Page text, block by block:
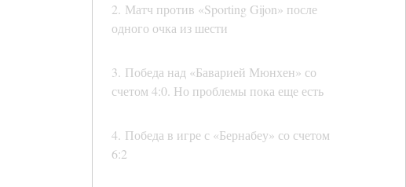
2. Матч против «Sporting Gijon» после
одного очка из шести
3. Победа над «Баварией Мюнхен» со
счетом 4:0. Но проблемы пока еще есть
4. Победа в игре с «Бернабеу» со счетом
6:2